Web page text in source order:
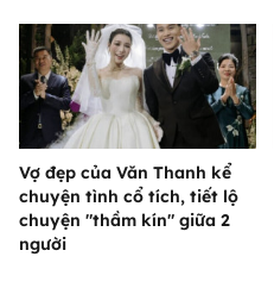
Vợ đẹp của Văn Thanh kể
chuyện tình cổ tích, tiết lộ
chuyện "thầm kín" giữa 2
người